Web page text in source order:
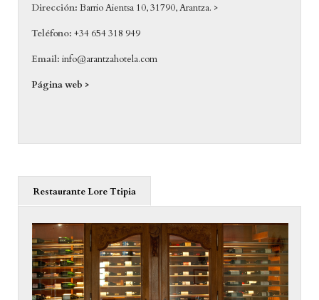
Dirección: Barrio Aientsa 10, 31790, Arantza. >
Teléfono:+34 654 318 949
Email: info@arantzahotela.com
Página web >
Restaurante Lore Ttipia